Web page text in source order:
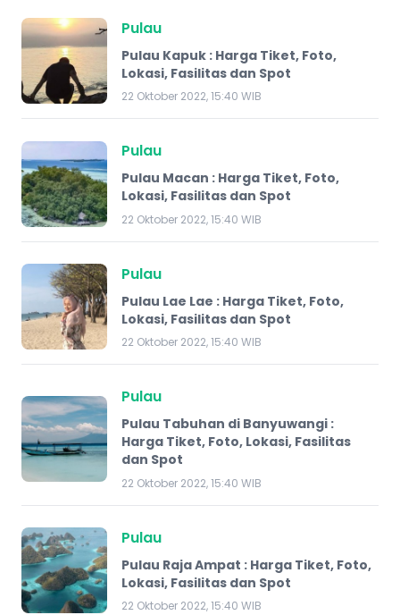
Pulau
Pulau Kapuk : Harga Tiket, Foto,
Lokasi, Fasilitas dan Spot
22 Oktober 2022, 15:40 WIB
Pulau
Pulau Macan : Harga Tiket, Foto,
Lokasi, Fasilitas dan Spot
22 Oktober 2022, 15:40 WIB
Pulau
Pulau Lae Lae : Harga Tiket, Foto,
Lokasi, Fasilitas dan Spot
22 Oktober 2022, 15:40 WIB
Pulau
Pulau Tabuhan di Banyuwangi :
Harga Tiket, Foto, Lokasi, Fasilitas
dan Spot
22 Oktober 2022, 15:40 WIB
Pulau
Pulau Raja Ampat : Harga Tiket, Foto,
Lokasi, Fasilitas dan Spot
22 Oktober 2022, 15:40 WIB